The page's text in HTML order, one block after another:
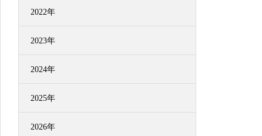
2022年
2023年
2024年
2025年
2026年